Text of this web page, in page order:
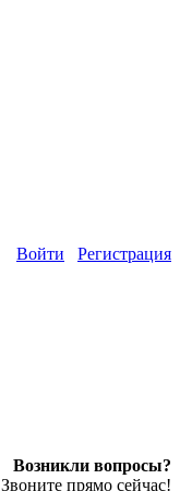
Войти Регистрация
Возникли вопросы?
Звоните прямо сейчас!